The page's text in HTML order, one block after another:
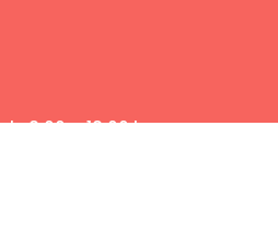
8:00 a 18:00 horas